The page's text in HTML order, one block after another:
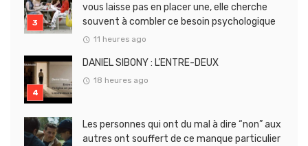
vous laisse pas en placer une, elle cherche
souvent à combler ce besoin psychologique
11 heures ago
DANIEL SIBONY : L’ENTRE-DEUX
18 heures ago
Les personnes qui ont du mal à dire “non” aux
autres ont souffert de ce manque particulier